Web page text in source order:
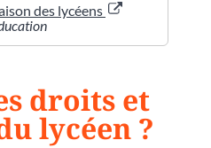
des lycéens
droits et
lycéen ?